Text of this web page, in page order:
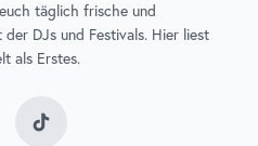
täglich frische und
DJs und Festivals. Hier liest
als Erstes.
TikTok